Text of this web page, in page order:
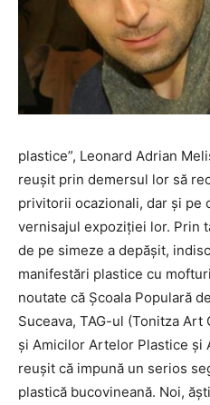
plastice”, Leonard Adrian
reuşit prin demersul lor să
privitorii ocazionali, dar şi pe
vernisajul expoziţiei lor. Prin
de pe simeze a depăşit,
manifestări plastice cu
noutate că Şcoala Populară
Suceava, TAG-ul (Tonitza
şi Amicilor Artelor Plastice şi
reuşit că impună un serios
plastică bucovineană. Noi,